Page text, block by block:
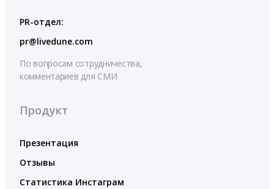
PR-отдел:
pr@livedune.com
По вопросам сотрудничества,
комментариев для СМИ
Продукт
Презентация
Отзывы
Статистика Инстаграм